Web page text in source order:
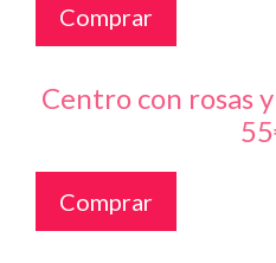
Comprar
Centro con rosas
Comprar